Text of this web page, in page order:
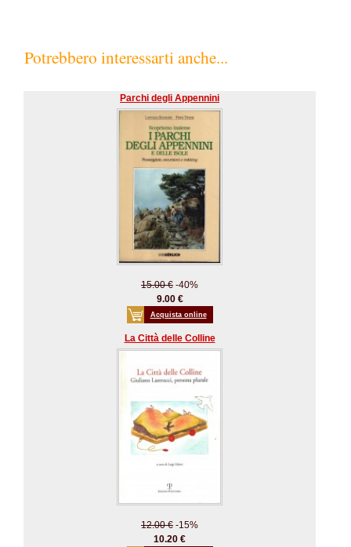
Potrebbero interessarti anche...
Parchi degli Appennini
15.00 € -40%
9.00 €
Acquista online
La Città delle Colline
12.00 € -15%
10.20 €